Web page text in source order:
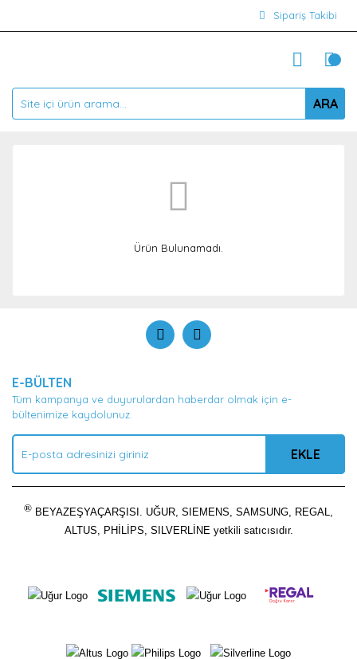
Sipariş Takibi
ARA
Ürün Bulunamadı.
E-BÜLTEN
Tüm kampanya ve duyurulardan haberdar olmak için e-
bültenimize kaydolunuz.
EKLE
® BEYAZEŞYAÇARŞISI. UĞUR, SIEMENS, SAMSUNG, REGAL,
ALTUS, PHİLİPS, SILVERLİNE yetkili satıcısıdır.